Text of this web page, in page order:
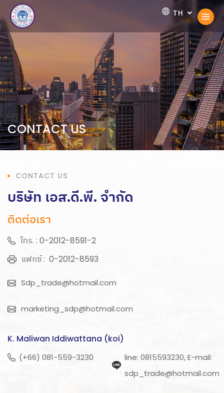
TH
EN
CONTACT US
CONTACT US
บริษัท เอส.ดี.พี. จำกัด
ติดต่อเรา
โทร. : 0-2012-8591-2
แฟกซ์ : 0-2012-8593
Sdp_trade@hotmail.com
marketing_sdp@hotmail.com
K. Maliwan Iddiwattana (koi)
(+66) 081-559-3230
line: 0815593230, E-mail:
sdp_trade@hotmail.com